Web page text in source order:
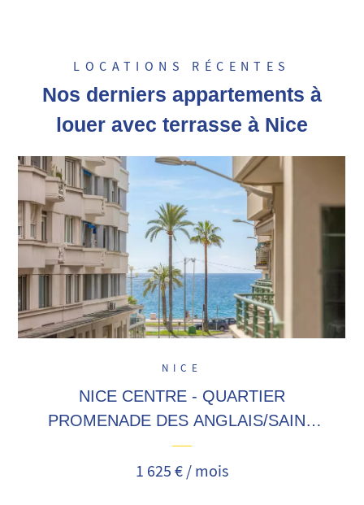
LOCATIONS RÉCENTES
Nos derniers appartements à
louer avec terrasse à Nice
NICE
NICE CENTRE - QUARTIER
PROMENADE DES ANGLAIS/SAINT
PHILIPPE
1 625 € / mois